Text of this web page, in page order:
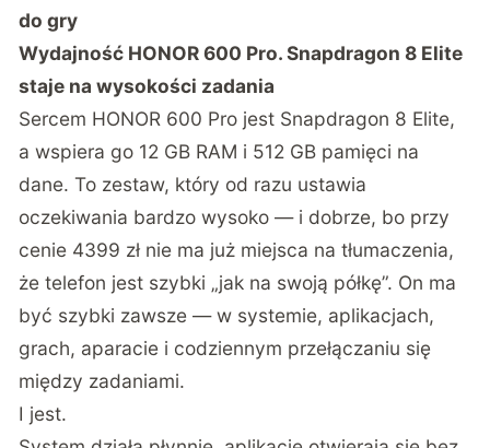
do gry
Wydajność HONOR 600 Pro. Snapdragon 8 Elite
staje na wysokości zadania
Sercem HONOR 600 Pro jest Snapdragon 8 Elite,
a wspiera go 12 GB RAM i 512 GB pamięci na
dane. To zestaw, który od razu ustawia
oczekiwania bardzo wysoko — i dobrze, bo przy
cenie 4399 zł nie ma już miejsca na tłumaczenia,
że telefon jest szybki „jak na swoją półkę”. On ma
być szybki zawsze — w systemie, aplikacjach,
grach, aparacie i codziennym przełączaniu się
między zadaniami.
I jest.